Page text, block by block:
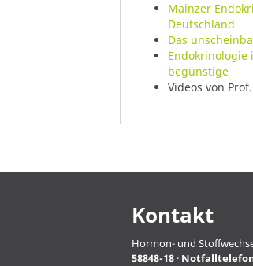
Mainzer
Deutschland
Das
Endokrinologie
begünstige
Videos von
Kontakt
Hormon- und
58848-18 ·